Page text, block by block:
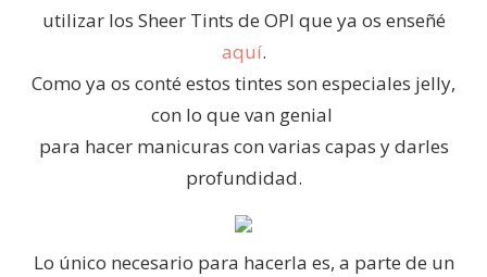
utilizar los Sheer Tints de OPI que ya os enseñé
aquí.
Como ya os conté estos tintes son especiales jelly,
con lo que van genial
para hacer manicuras con varias capas y darles
profundidad.
Lo único necesario para hacerla es, a parte de un